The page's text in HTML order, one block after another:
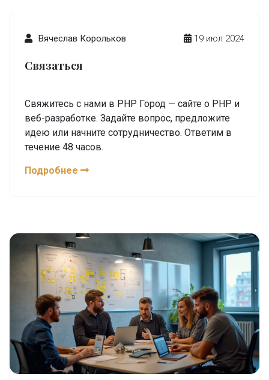
Вячеслав Корольков 19 июл 2024
Связаться
Свяжитесь с нами в PHP Город — сайте о PHP и
веб-разработке. Задайте вопрос, предложите
идею или начните сотрудничество. Ответим в
течение 48 часов.
Подробнее